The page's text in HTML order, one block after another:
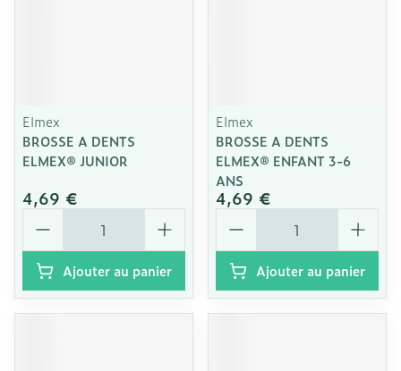
Elmex
BROSSE A DENTS
ELMEX® JUNIOR
4,69 €
Quantité
Ajouter au panier
Elmex
BROSSE A DENTS
ELMEX® ENFANT 3-6
ANS
4,69 €
Quantité
Ajouter au panier